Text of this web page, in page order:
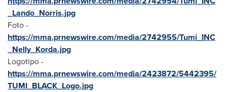
_Lando_Norris.jpg
Foto -
https://mma.prnewswire.com/media/2742955/Tumi_INC
_Nelly_Korda.jpg
Logotipo -
https://mma.prnewswire.com/media/2423872/5442395/
TUMI_BLACK_Logo.jpg